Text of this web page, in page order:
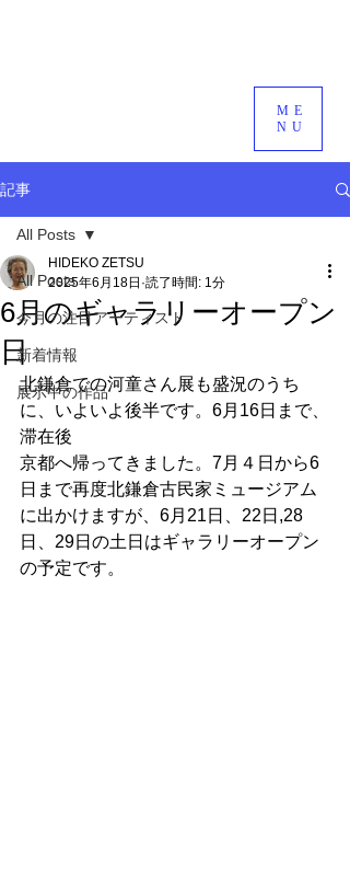
ME
NU
記事
All Posts
今月の注目アーティスト
新着情報
展示中の作品
All Posts
6月のギャラリーオープン
日
HIDEKO ZETSU
2025年6月18日 読了時間: 1分
北鎌倉での河童さん展も盛況のうち
に、いよいよ後半です。6月16日まで、
滞在後
京都へ帰ってきました。7月４日から6
日まで再度北鎌倉古民家ミュージアム
に出かけますが、6月21日、22日,28
日、29日の土日はギャラリーオープン
の予定です。